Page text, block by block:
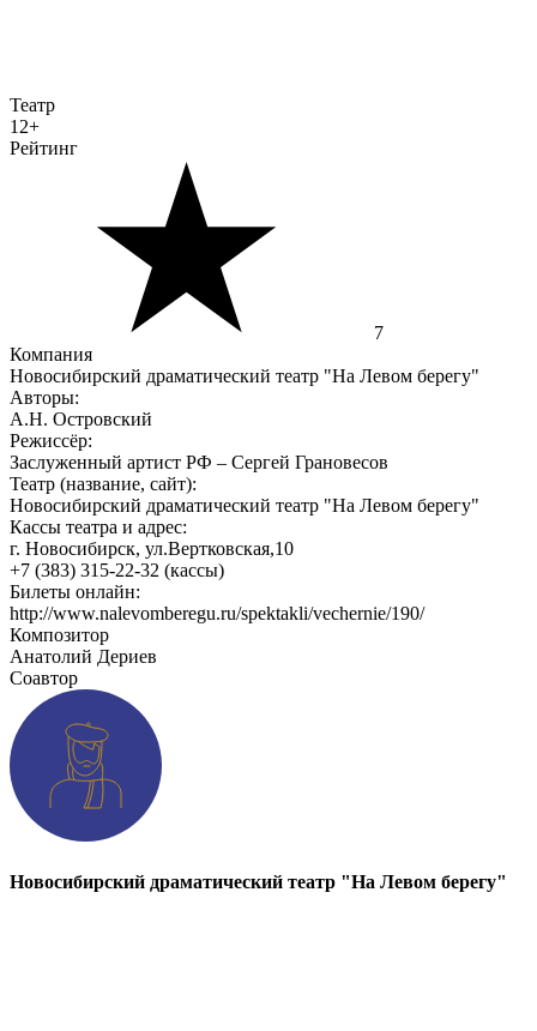
Театр
12+
Рейтинг
7
Компания
Новосибирский драматический театр "На Левом берегу"
Авторы:
А.Н. Островский
Режиссёр:
Заслуженный артист РФ – Сергей Грановесов
Театр (название, сайт):
Новосибирский драматический театр "На Левом берегу"
Кассы театра и адрес:
г. Новосибирск, ул.Вертковская,10
+7 (383) 315-22-32 (кассы)
Билеты онлайн:
http://www.nalevomberegu.ru/spektakli/vechernie/190/
Композитор
Анатолий Дериев
Соавтор
Новосибирский драматический театр "На Левом берегу"